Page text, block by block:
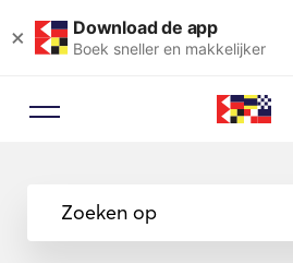
× Download de app
Boek sneller en makkelijker
Zoeken op